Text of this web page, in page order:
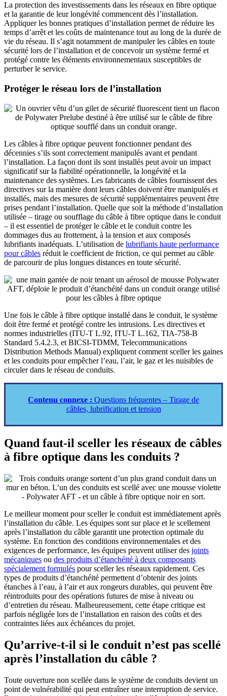
La protection des investissements dans les réseaux en fibre optique
et la garantie de leur longévité commencent dès l’installation.
Appliquer les bonnes pratiques d’installation permet de réduire les
temps d’arrêt et les coûts de maintenance tout au long de la durée de
vie du réseau. Il s’agit notamment de manipuler les câbles en toute
sécurité lors de l’installation et de concevoir un système fermé et
protégé contre les éléments environnementaux susceptibles de
perturber le service.
Protéger le réseau lors de l’installation
Les câbles à fibre optique peuvent fonctionner pendant des
décennies s’ils sont correctement manipulés avant et pendant
l’installation. La façon dont ils sont installés peut avoir un impact
significatif sur la fiabilité opérationnelle, la longévité et la
maintenance des systèmes. Les fabricants de câbles fournissent des
directives sur la manière dont leurs câbles doivent être manipulés et
installés, mais des mesures de sécurité supplémentaires peuvent être
prises pendant l’installation. Quelle que soit la méthode d’installation
utilisée – tirage ou soufflage du câble à fibre optique dans le conduit
– il est essentiel de protéger le câble et le conduit contre les
dommages dus au frottement, à la tension et aux composés
lubrifiants inadéquats. L’utilisation de lubrifiants haute performance
pour câbles réduit le coefficient de friction, ce qui permet au câble
de parcourir de plus longues distances en toute sécurité.
Une fois le câble à fibre optique installé dans le conduit, le système
doit être fermé et protégé contre les intrusions. Les directives et
normes industrielles (ITU-T L.92, ITU-T L.162, TIA-758-B
Standard 5.4.2.3, et BICSI-TDMM, Telecommunications
Distribution Methods Manual) expliquent comment sceller les gaines
et les conduits pour empêcher l’eau, l’air, le gaz et les nuisibles de
circuler dans le réseau de conduits.
Contenu connexe : Questions fréquentes – Tirage de
câbles, lubrification et tension
Quand faut-il sceller les réseaux de câbles
à fibre optique dans les conduits ?
Le meilleur moment pour sceller le conduit est immédiatement après
l’installation du câble. Les équipes sont sur place et le scellement
après l’installation du câble garantit une protection optimale du
système. En fonction des conditions environnementales et des
exigences de performance, les équipes peuvent utiliser des joints
mécaniques ou des produits d’étanchéité à deux composants
spécialement formulés pour sceller les réseaux rapidement. Ces
types de produits d’étanchéité permettent d’obtenir des joints
étanches à l’eau, à l’air et aux rongeurs durables, qui peuvent être
réintroduits pour des opérations futures de mise à niveau ou
d’entretien du réseau. Malheureusement, cette étape critique est
parfois négligée lors de l’installation en raison des coûts et des
contraintes liées aux échéances du projet.
Qu’arrive-t-il si le conduit n’est pas scellé
après l’installation du câble ?
Toute ouverture non scellée dans le système de conduits devient un
point de vulnérabilité qui peut entraîner une interruption de service.